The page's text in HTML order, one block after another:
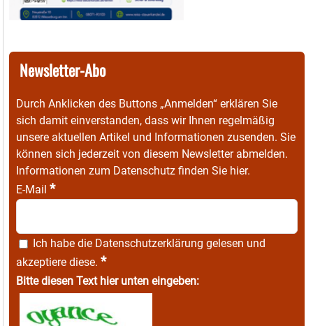
Newsletter-Abo
Durch Anklicken des Buttons „Anmelden“ erklären Sie
sich damit einverstanden, dass wir Ihnen regelmäßig
unsere aktuellen Artikel und Informationen zusenden. Sie
können sich jederzeit von diesem Newsletter abmelden.
Informationen zum Datenschutz finden Sie hier.
E-Mail *
Ich habe die Datenschutzerklärung gelesen und
akzeptiere diese. *
Bitte diesen Text hier unten eingeben: